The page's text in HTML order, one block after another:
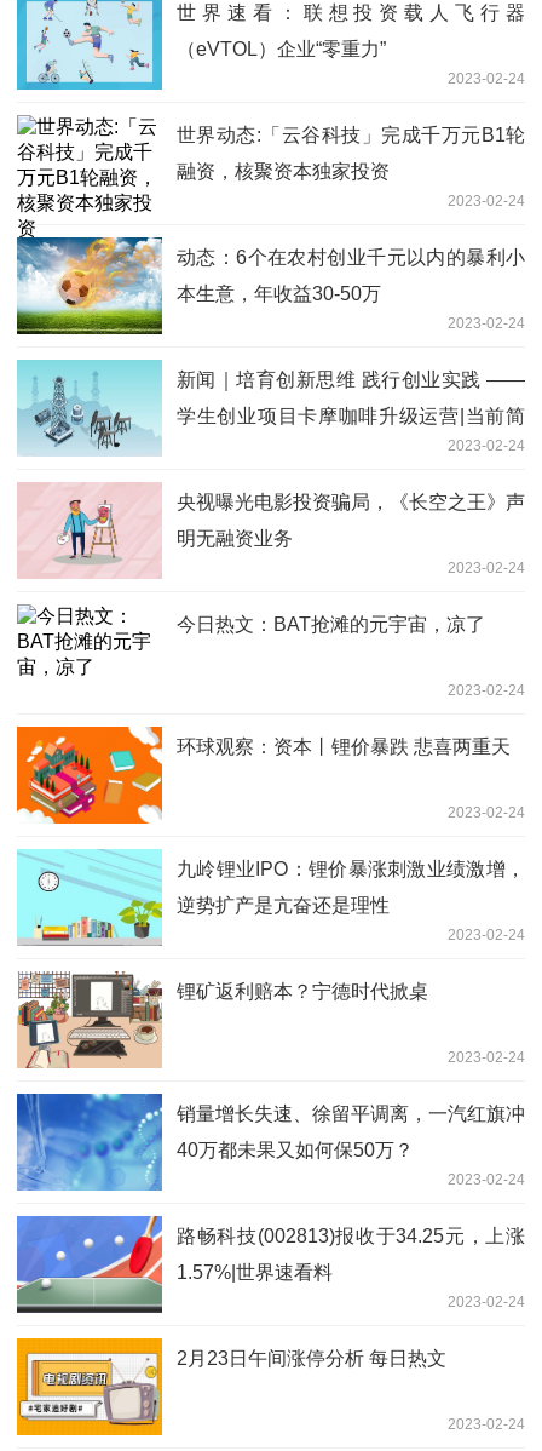
世界速看：联想投资载人飞行器
（eVTOL）企业“零重力”
2023-02-24
世界动态:「云谷科技」完成千万元B1轮
融资，核聚资本独家投资
2023-02-24
动态：6个在农村创业千元以内的暴利小
本生意，年收益30-50万
2023-02-24
新闻｜培育创新思维 践行创业实践 ——
学生创业项目卡摩咖啡升级运营|当前简
2023-02-24
央视曝光电影投资骗局，《长空之王》声
明无融资业务
2023-02-24
今日热文：BAT抢滩的元宇宙，凉了
2023-02-24
环球观察：资本丨锂价暴跌 悲喜两重天
2023-02-24
九岭锂业IPO：锂价暴涨刺激业绩激增，
逆势扩产是亢奋还是理性
2023-02-24
锂矿返利赔本？宁德时代掀桌
2023-02-24
销量增长失速、徐留平调离，一汽红旗冲
40万都未果又如何保50万？
2023-02-24
路畅科技(002813)报收于34.25元，上涨
1.57%|世界速看料
2023-02-24
2月23日午间涨停分析 每日热文
2023-02-24